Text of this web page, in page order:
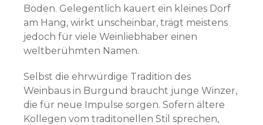
Boden. Gelegentlich kauert ein kleines Dorf
am Hang, wirkt unscheinbar, trägt meistens
jedoch für viele Weinliebhaber einen
weltberühmten Namen.
Selbst die ehrwürdige Tradition des
Weinbaus in Burgund braucht junge Winzer,
die für neue Impulse sorgen. Sofern ältere
Kollegen vom traditonellen Stil sprechen,